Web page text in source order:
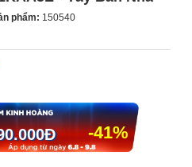
phẩm: 150540
-41%
Đ